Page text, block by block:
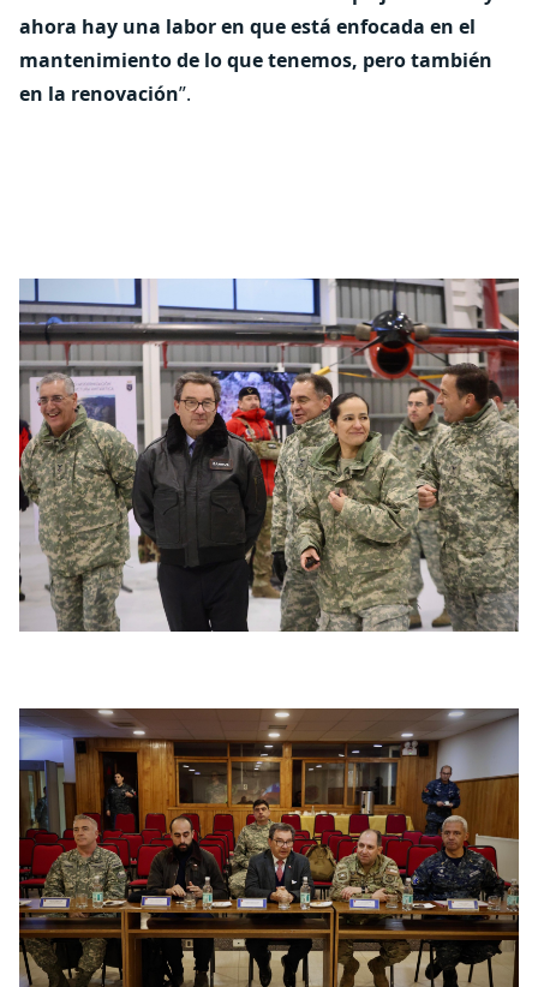
ahora hay una labor en que está enfocada en el
mantenimiento de lo que tenemos, pero también
en la renovación”.